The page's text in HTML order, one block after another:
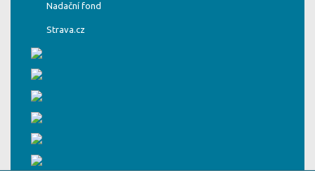
Nadační fond
Strava.cz